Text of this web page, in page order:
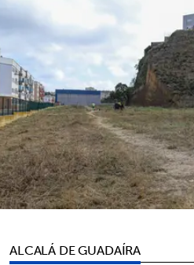
ALCALÁ DE GUADAÍRA